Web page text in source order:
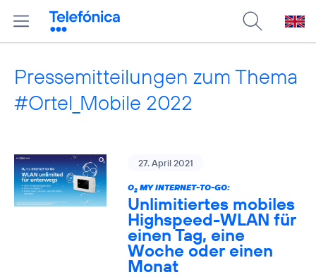
Pressemitteilungen zum Thema
#Ortel_Mobile 2022
27. April 2021
O2MY INTERNET-TO-GO:
Unlimitiertes mobiles
Highspeed-WLAN für
einen Tag, eine
Woche oder einen
Monat